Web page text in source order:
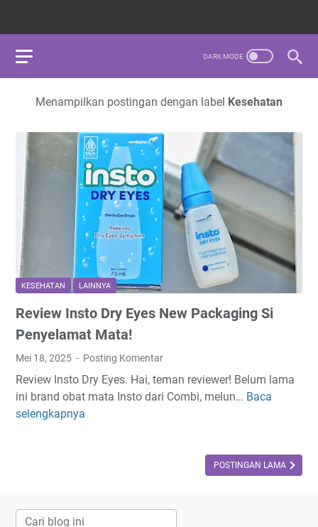
Menampilkan postingan dengan label Kesehatan
KESEHATAN LAINNYA
Review Insto Dry Eyes New Packaging Si
Penyelamat Mata!
Mei 18, 2025 Posting Komentar
Review Insto Dry Eyes. Hai, teman reviewer! Belum lama
ini brand obat mata Insto dari Combi, melun… Baca
selengkapnya
R
POSTINGAN LAMA